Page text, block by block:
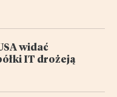
widać
IT drożeją